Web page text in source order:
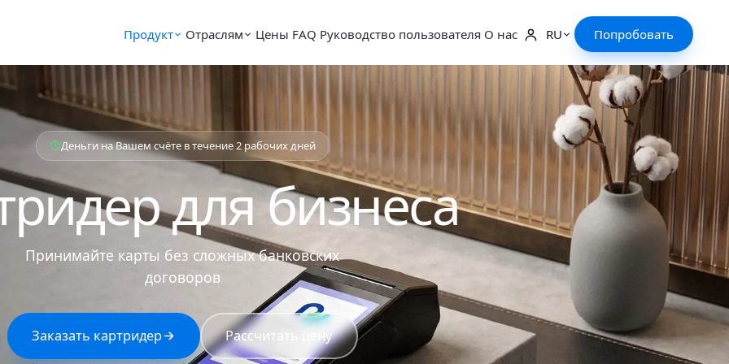
Продукт Отраслям Цены FAQ Руководство пользователя О нас RU Попробовать
Деньги на Вашем счёте в течение 2 рабочих дней
для бизнеса
Принимайте карты без сложных банковских
договоров
Заказать картридер Рассчитать цену